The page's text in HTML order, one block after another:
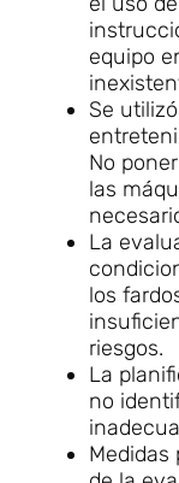
equipo
Se
No
las
La
los
riesgos.
La
no
Medidas